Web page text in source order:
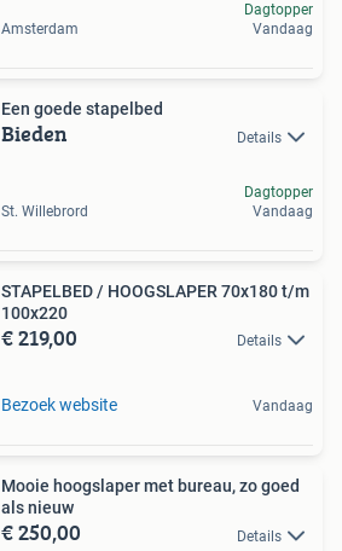
Amsterdam
Dagtopper
Vandaag
Een goede stapelbed
Bieden Details
St. Willebrord
Dagtopper
Vandaag
STAPELBED / HOOGSLAPER 70x180 t/m
100x220
€ 219,00 Details
Bezoek website Vandaag
Mooie hoogslaper met bureau, zo goed
als nieuw
€ 250,00 Details